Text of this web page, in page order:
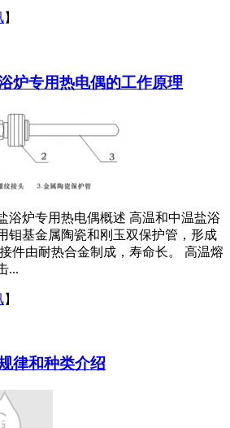
】
炉专用热电偶的工作原理
浴炉专用热电偶概述 高温和中温盐浴
钼基金属陶瓷和刚玉双保护管，形成
件由耐热合金制成，寿命长。 高温熔
...
】
律和种类介绍